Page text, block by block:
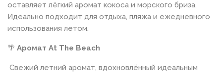
оставляет лёгкий аромат кокоса и морского бриза.
Идеально подходит для отдыха, пляжа и ежедневного
использования летом.
🌴 Аромат At The Beach
Свежий летний аромат, вдохновлённый идеальным